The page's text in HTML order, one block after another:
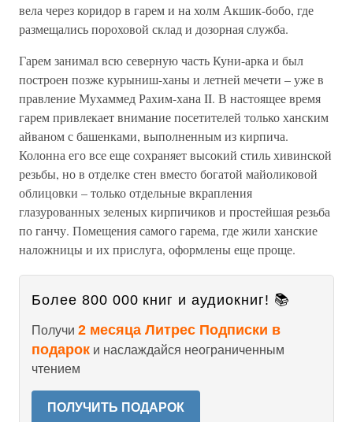
вела через коридор в гарем и на холм Акшик-бобо, где
размещались пороховой склад и дозорная служба.
Гарем занимал всю северную часть Куни-арка и был
построен позже курыниш-ханы и летней мечети – уже в
правление Мухаммед Рахим-хана II. В настоящее время
гарем привлекает внимание посетителей только ханским
айваном с башенками, выполненным из кирпича.
Колонна его все еще сохраняет высокий стиль хивинской
резьбы, но в отделке стен вместо богатой майоликовой
облицовки – только отдельные вкрапления
глазурованных зеленых кирпичиков и простейшая резьба
по ганчу. Помещения самого гарема, где жили ханские
наложницы и их прислуга, оформлены еще проще.
Более 800 000 книг и аудиокниг! 📚
Получи 2 месяца Литрес Подписки в
подарок и наслаждайся неограниченным
чтением
ПОЛУЧИТЬ ПОДАРОК